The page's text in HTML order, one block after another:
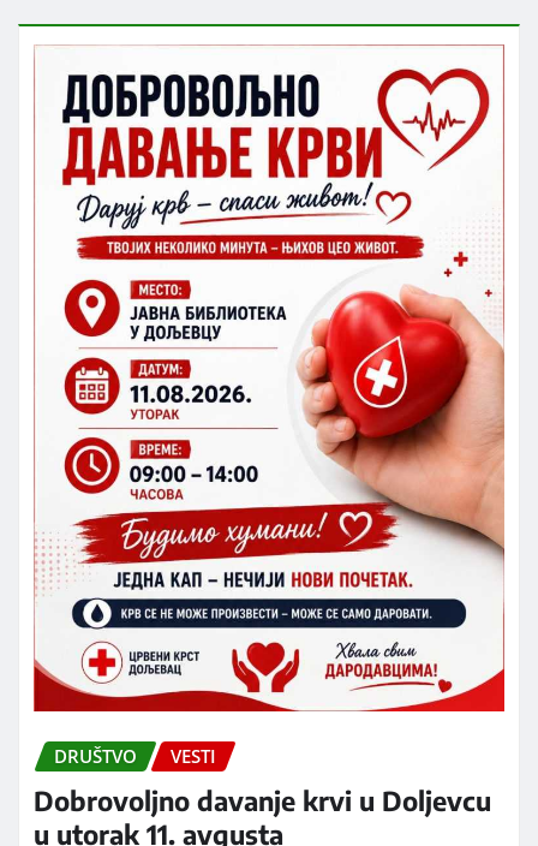
DRUŠTVO VESTI
Dobrovoljno davanje krvi u Doljevcu
u utorak 11. avgusta